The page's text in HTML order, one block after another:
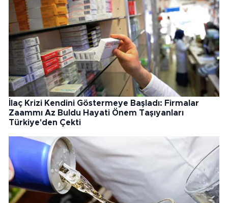
İlaç Krizi Kendini Göstermeye Başladı: Firmalar
Zaammı Az Buldu Hayati Önem Taşıyanları
Türkiye'den Çekti